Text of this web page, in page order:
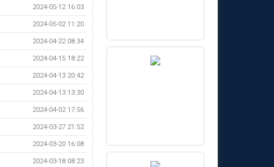
2024-05-12 16:03
2024-05-02 11:20
2024-04-22 08:34
2024-04-15 18:22
2024-04-13 20:42
2024-04-13 13:30
2024-04-02 17:56
2024-03-27 21:52
2024-03-20 16:08
2024-03-18 08:23